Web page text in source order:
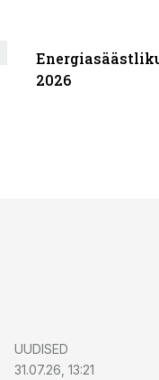
2026
UUDISED
31.07.26, 13:21